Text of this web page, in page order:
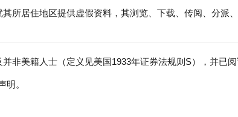
所居住地区提供虚假资料，其浏览、下载、传阅、分
非美籍人士（定义见美国1933年证券法规则S），并已
明。
HSI 恒生指数